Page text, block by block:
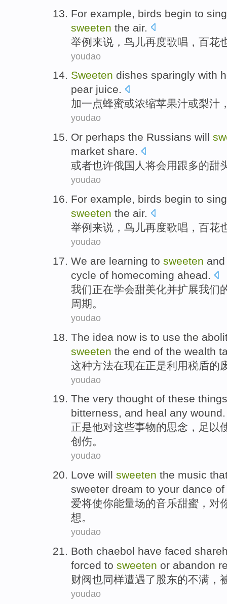
For example birds begin to sing
sweeten the air.
举例 来说， 鸟儿再度歌唱 ， 百花
youdao
Sweeten dishes sparingly with
pear juice.
加一点蜂蜜或浓缩苹果汁或梨汁
youdao
Or perhaps the Russians will
market share.
或者也许俄国 人 将会用跟多的甜
youdao
For example, birds begin to sing
sweeten the air.
举例 来说， 鸟儿再度歌唱 ， 百花
youdao
We are learning to sweeten and
cycle of homecoming ahead.
我们正在学会甜美化并扩展我们
周期。
youdao
The idea now is to use the
sweeten the end of the wealth
这种方法在现在正是利用税 盾的
youdao
The very thought of these things
bitterness, and heal any wound.
正是他对这些事物的思念， 足以
创伤。
youdao
Love will sweeten the music
sweeter dream to your dance of
爱将使你能量场的音乐甜蜜 ， 对
想。
youdao
Both chaebol have faced
forced to sweeten or abandon
财阀也同样遭遇了 股东的不满，
youdao